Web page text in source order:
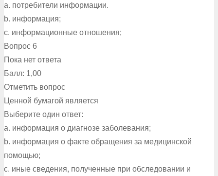
a. потребители информации.
b. информация;
c. информационные отношения;
Вопрос 6
Пока нет ответа
Балл: 1,00
Отметить вопрос
Ценной бумагой является
Выберите один ответ:
a. информация о диагнозе заболевания;
b. информация о факте обращения за медицинской
помощью;
c. иные сведения, полученные при обследовании и